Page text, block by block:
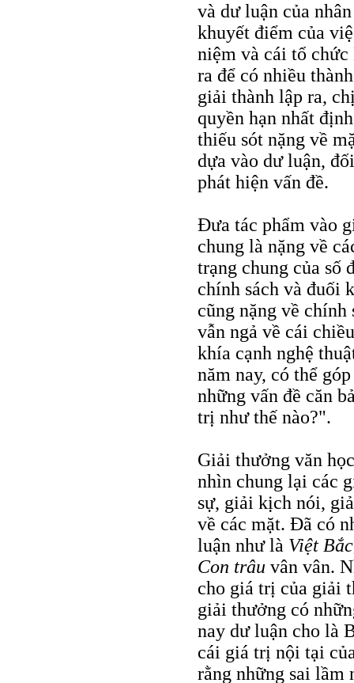
và dư luận của
khuyết điểm của
niệm và cái tổ
ra để có nhiều
giải thành lập ra,
quyền hạn nhất
thiếu sót nặng về
dựa vào dư luận,
phát hiện vấn đề.
Đưa tác phẩm vào
chung là nặng về
trạng chung của số
chính sách và đuối
cũng nặng về chính
vẫn ngả về cái
khía cạnh nghệ
năm nay, có thể
những vấn đề căn
trị như thế nào?".
Giải thưởng văn
nhìn chung lại các
sự, giải kịch nói,
về các mặt. Đã có
luận như là Việt
Con trâu vân vân.
cho giá trị của giải
giải thưởng có
nay dư luận cho là
cái giá trị nội tại
rằng những sai lầm